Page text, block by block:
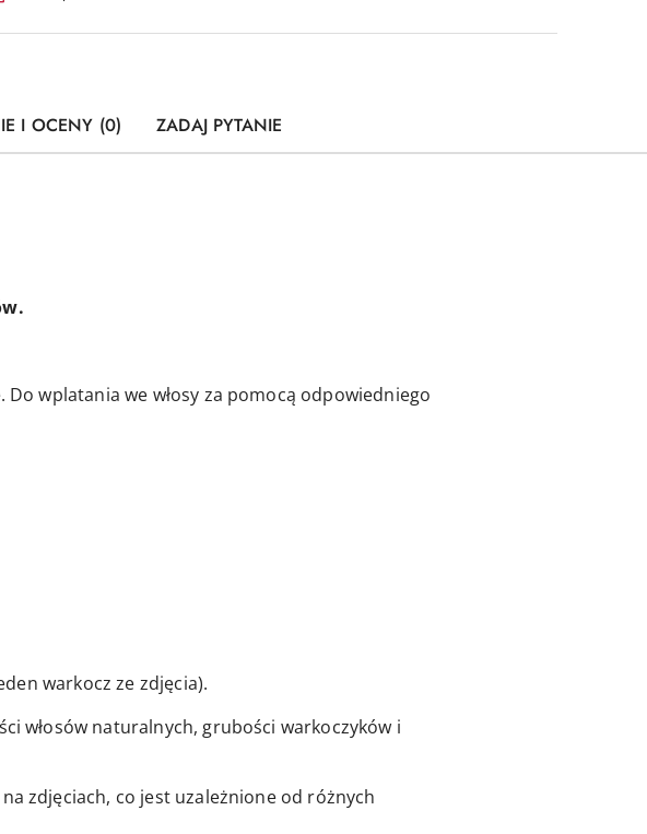
I OCENY (0) ZADAJ PYTANIE
wplatania we włosy za pomocą odpowiedniego
warkocz ze zdjęcia).
włosów naturalnych, grubości warkoczyków i
zdjęciach, co jest uzależnione od różnych